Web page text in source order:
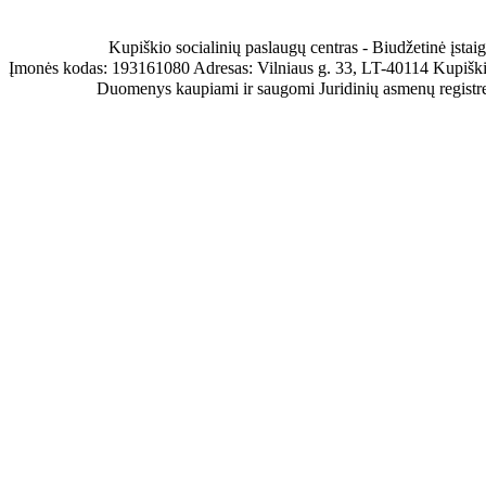
Kupiškio socialinių paslaugų centras - Biudžetinė
Įmonės kodas: 193161080 Adresas: Vilniaus g. 33, LT-40114
Duomenys kaupiami ir saugomi Juridinių asmenų